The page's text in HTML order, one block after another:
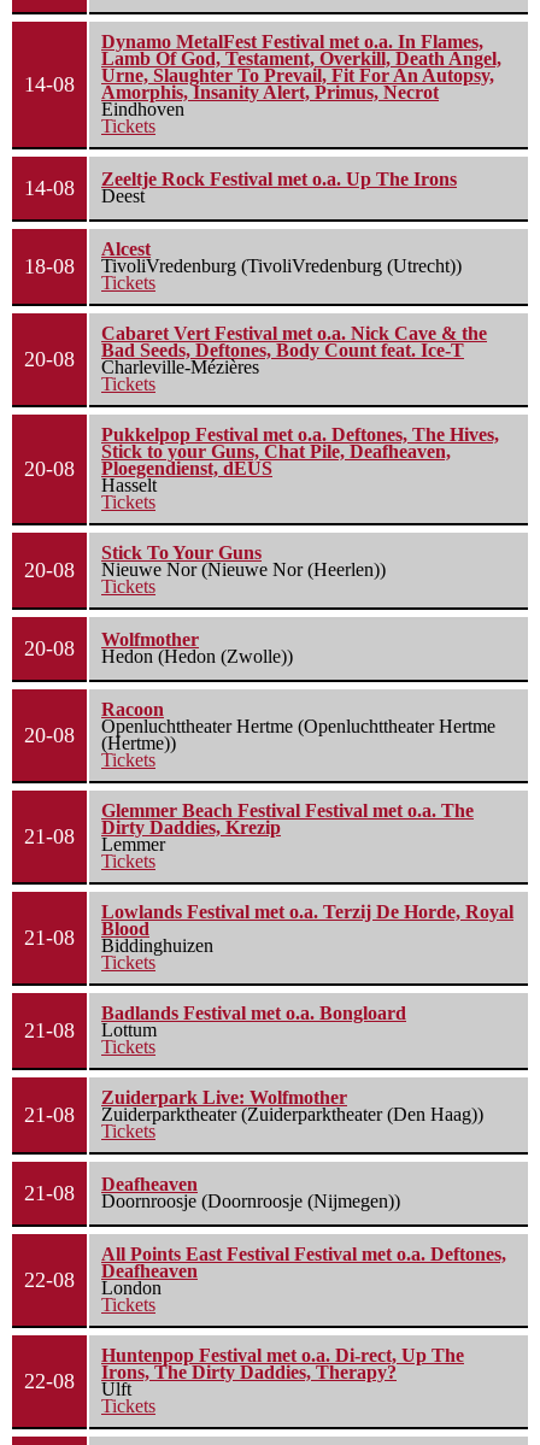
14-08
Dynamo MetalFest Festival met o.a. In Flames,
Lamb Of God, Testament, Overkill, Death Angel,
Urne, Slaughter To Prevail, Fit For An Autopsy,
Amorphis, Insanity Alert, Primus, Necrot
Eindhoven
Tickets
14-08
Zeeltje Rock Festival met o.a. Up The Irons
Deest
18-08
Alcest
TivoliVredenburg (TivoliVredenburg (Utrecht))
Tickets
20-08
Cabaret Vert Festival met o.a. Nick Cave & the
Bad Seeds, Deftones, Body Count feat. Ice-T
Charleville-Mézières
Tickets
20-08
Pukkelpop Festival met o.a. Deftones, The Hives,
Stick to your Guns, Chat Pile, Deafheaven,
Ploegendienst, dEUS
Hasselt
Tickets
20-08
Stick To Your Guns
Nieuwe Nor (Nieuwe Nor (Heerlen))
Tickets
20-08
Wolfmother
Hedon (Hedon (Zwolle))
20-08
Racoon
Openluchttheater Hertme (Openluchttheater Hertme
(Hertme))
Tickets
21-08
Glemmer Beach Festival Festival met o.a. The
Dirty Daddies, Krezip
Lemmer
Tickets
21-08
Lowlands Festival met o.a. Terzij De Horde, Royal
Blood
Biddinghuizen
Tickets
21-08
Badlands Festival met o.a. Bongloard
Lottum
Tickets
21-08
Zuiderpark Live: Wolfmother
Zuiderparktheater (Zuiderparktheater (Den Haag))
Tickets
21-08
Deafheaven
Doornroosje (Doornroosje (Nijmegen))
22-08
All Points East Festival Festival met o.a. Deftones,
Deafheaven
London
Tickets
22-08
Huntenpop Festival met o.a. Di-rect, Up The
Irons, The Dirty Daddies, Therapy?
Ulft
Tickets